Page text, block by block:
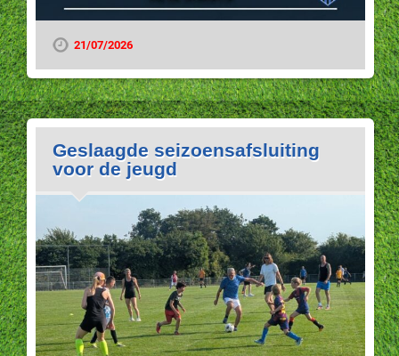
21/07/2026
Geslaagde seizoensafsluiting
voor de jeugd